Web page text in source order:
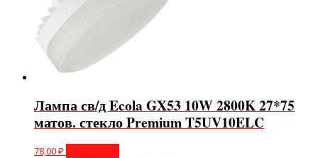
Лампа св/д Ecola GX53 10W 2800K 27*75
матов. стекло Premium T5UV10ELC
78,00₽